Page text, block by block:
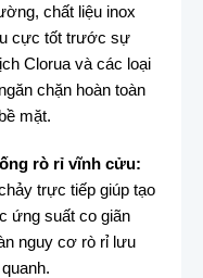
chất liệu inox
cực tốt trước sự
Clorua và các loại
chặn hoàn toàn
mặt.
rò rỉ vĩnh cửu:
trực tiếp giúp tạo
ứng suất co giãn
nguy cơ rò rỉ lưu